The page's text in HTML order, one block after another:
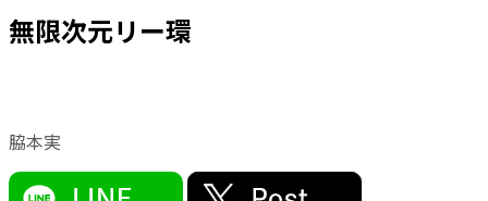
無限次元リー環
脇本実